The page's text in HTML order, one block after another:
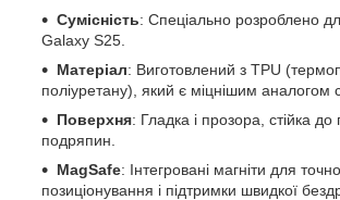
Сумісність: Спеціально розроблено
Galaxy S25.
Матеріал: Виготовлений з TPU
поліуретану), який є міцнішим аналогом
Поверхня: Гладка і прозора, стійка до
подряпин.
MagSafe: Інтегровані магніти для
позиціонування і підтримки швидкої